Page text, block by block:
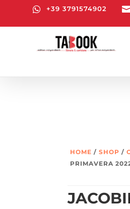
 +39 3791574902
HOME /SHOP /
PRIMAVERA